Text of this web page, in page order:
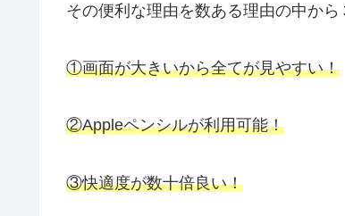
その便利な理由を数ある理由の中から
①画面が大きいから全てが見やすい！
②Appleペンシルが利用可能！
③快適度が数十倍良い！